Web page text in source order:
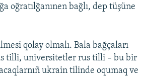
bağlı, dep tüşüne
qolay olmalı. Bala bağçaları
tilli, universitetler rus tilli – bu bir
ukrain tilinde oqumaq ve